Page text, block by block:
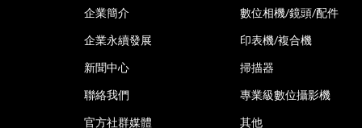
企業簡介
企業永續發展
新聞中心
聯絡我們
官方社群媒體
數位相機/鏡頭/配件
印表機/複合機
掃描器
專業級數位攝影機
其他